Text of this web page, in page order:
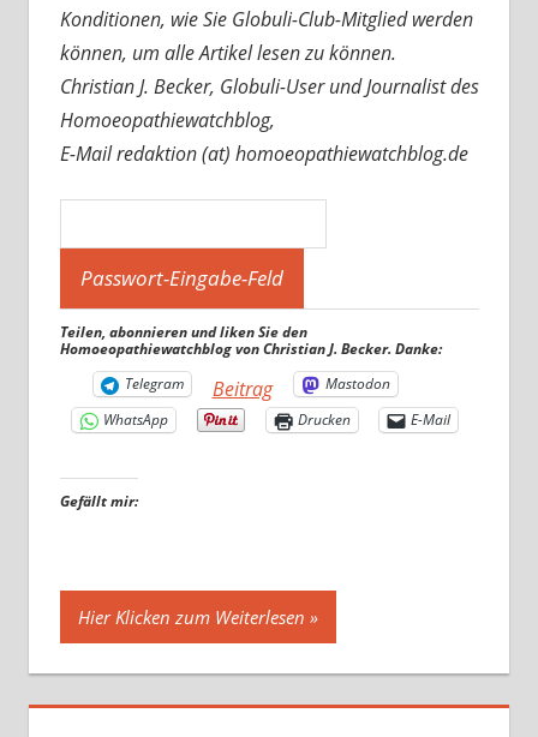
Konditionen, wie Sie Globuli-Club-Mitglied werden
können, um alle Artikel lesen zu können.
Christian J. Becker, Globuli-User und Journalist des
Homoeopathiewatchblog,
E-Mail redaktion (at) homoeopathiewatchblog.de
Teilen, abonnieren und liken Sie den
Homoeopathiewatchblog von Christian J. Becker. Danke:
Telegram
Beitrag
Mastodon
WhatsApp
Drucken E-Mail
Gefällt mir:
Hier Klicken zum Weiterlesen